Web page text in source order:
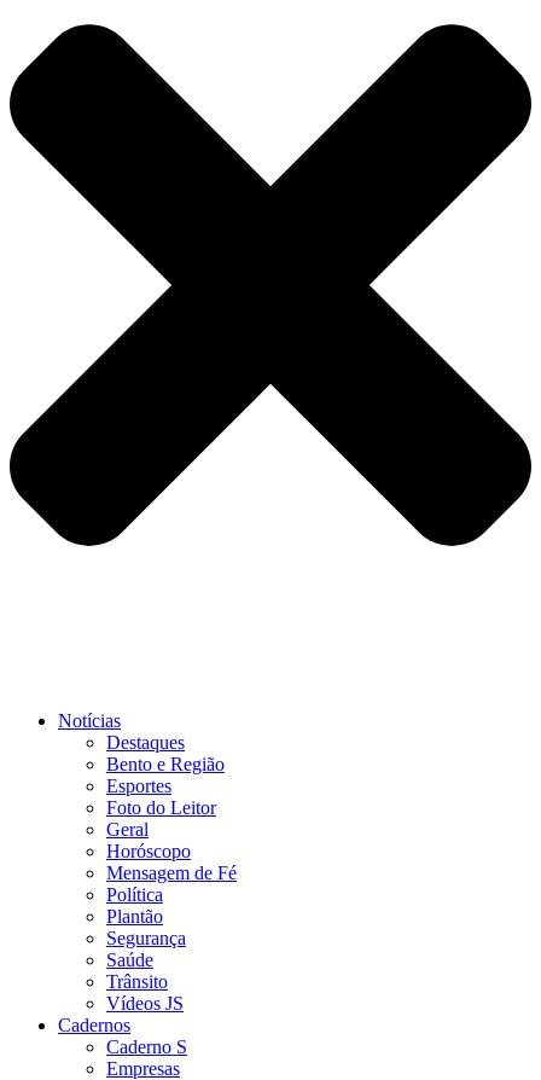
Notícias
Destaques
Bento e Região
Esportes
Foto do Leitor
Geral
Horóscopo
Mensagem de Fé
Política
Plantão
Segurança
Saúde
Trânsito
Vídeos JS
Cadernos
Caderno S
Empresas